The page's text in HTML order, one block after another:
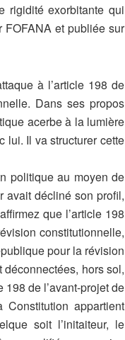
rigidité exorbitante qui
FOFANA et publiée sur
à l’article 198 de
Dans ses propos
acerbe à la lumière
lui. Il va structurer cette
politique au moyen de
avait décliné son profil,
que l’article 198
constitutionnelle,
pour la révision
hors sol,
198 de l’avant-projet de
appartient
soit l’initaiteur, le